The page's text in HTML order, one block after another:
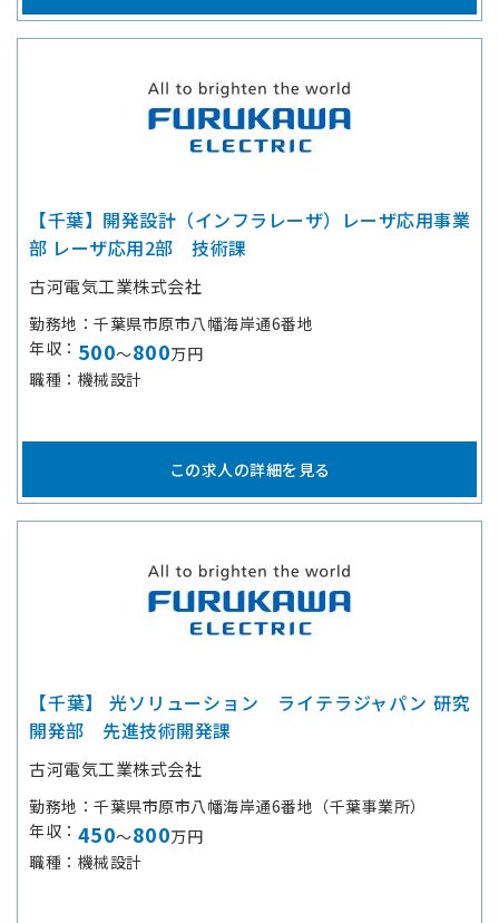
【千葉】開発設計（インフラレーザ）レーザ応用事業
部 レーザ応用2部 技術課
古河電気工業株式会社
勤務地
千葉県市原市八幡海岸通6番地
年収
500～800万円
職種
機械設計
この求人の詳細を見る
【千葉】 光ソリューション ライテラジャパン 研究
開発部 先進技術開発課
古河電気工業株式会社
勤務地
千葉県市原市八幡海岸通6番地（千葉事業所）
年収
450～800万円
職種
機械設計